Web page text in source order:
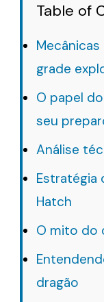
Table of
grade
O papel
seu
Análise
Estratégia
Hatch
O mito do
dragão